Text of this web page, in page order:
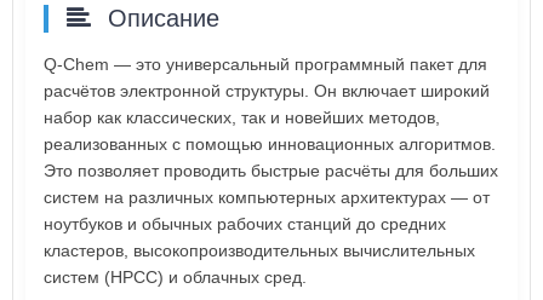
Описание
Q-Chem — это универсальный программный пакет для
расчётов электронной структуры. Он включает широкий
набор как классических, так и новейших методов,
реализованных с помощью инновационных алгоритмов.
Это позволяет проводить быстрые расчёты для больших
систем на различных компьютерных архитектурах — от
ноутбуков и обычных рабочих станций до средних
кластеров, высокопроизводительных вычислительных
систем (HPCC) и облачных сред.